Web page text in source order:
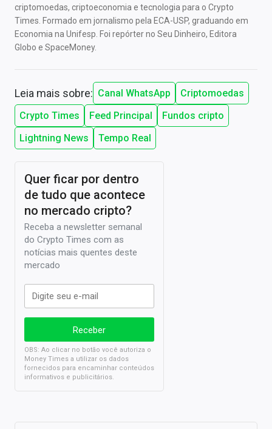
criptomoedas, criptoeconomia e tecnologia para o Crypto
Times. Formado em jornalismo pela ECA-USP, graduando em
Economia na Unifesp. Foi repórter no Seu Dinheiro, Editora
Globo e SpaceMoney.
Leia mais sobre: Canal WhatsApp
Criptomoedas
Crypto Times
Feed Principal
Fundos cripto
Lightning News
Tempo Real
Quer ficar por dentro
de tudo que acontece
no mercado cripto?
Receba a newsletter semanal
do Crypto Times com as
notícias mais quentes deste
mercado
OBS: Ao clicar no botão você autoriza o
Money Times a utilizar os dados
fornecidos para encaminhar conteúdos
informativos e publicitários.